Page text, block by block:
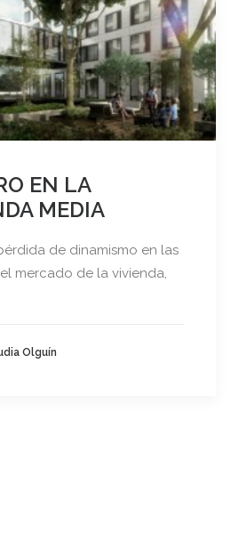
EN LA
MEDIA
de dinamismo en las
mercado de la vivienda,
Olguín